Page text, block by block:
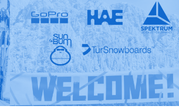
shops-1st-try.com.Le iscrizioni aprono
il 6 novembre tramite SHOPS 1
ST
BASE.Registra il tuo negozio in
anticipo e assicurati l’offerta esclusiva
early bird fino al 6 dicembre. Vieni a
Hochfügen dal 19 al 21 gennaio e
prova i prodotti più recenti di oltre 80
brand!